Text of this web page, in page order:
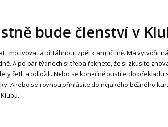
bude členství v
, motivovat a přitáhnout zpět k angličtině. Má vytvořit
A po pár týdnech si třeba řeknete, že si zkusíte
četli a odložili. Nebo se konečně pustíte do překladu
Anebo se rovnou přihlásíte do nějakého běžného